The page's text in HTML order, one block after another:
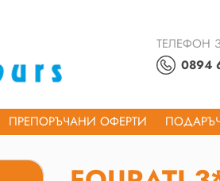
ТЕЛЕФОН
0894
ПРЕПОРЪЧАНИ ОФЕРТИ